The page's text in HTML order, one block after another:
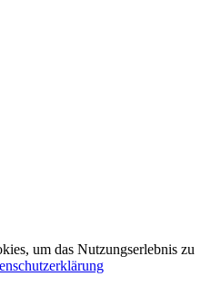
um das Nutzungserlebnis zu